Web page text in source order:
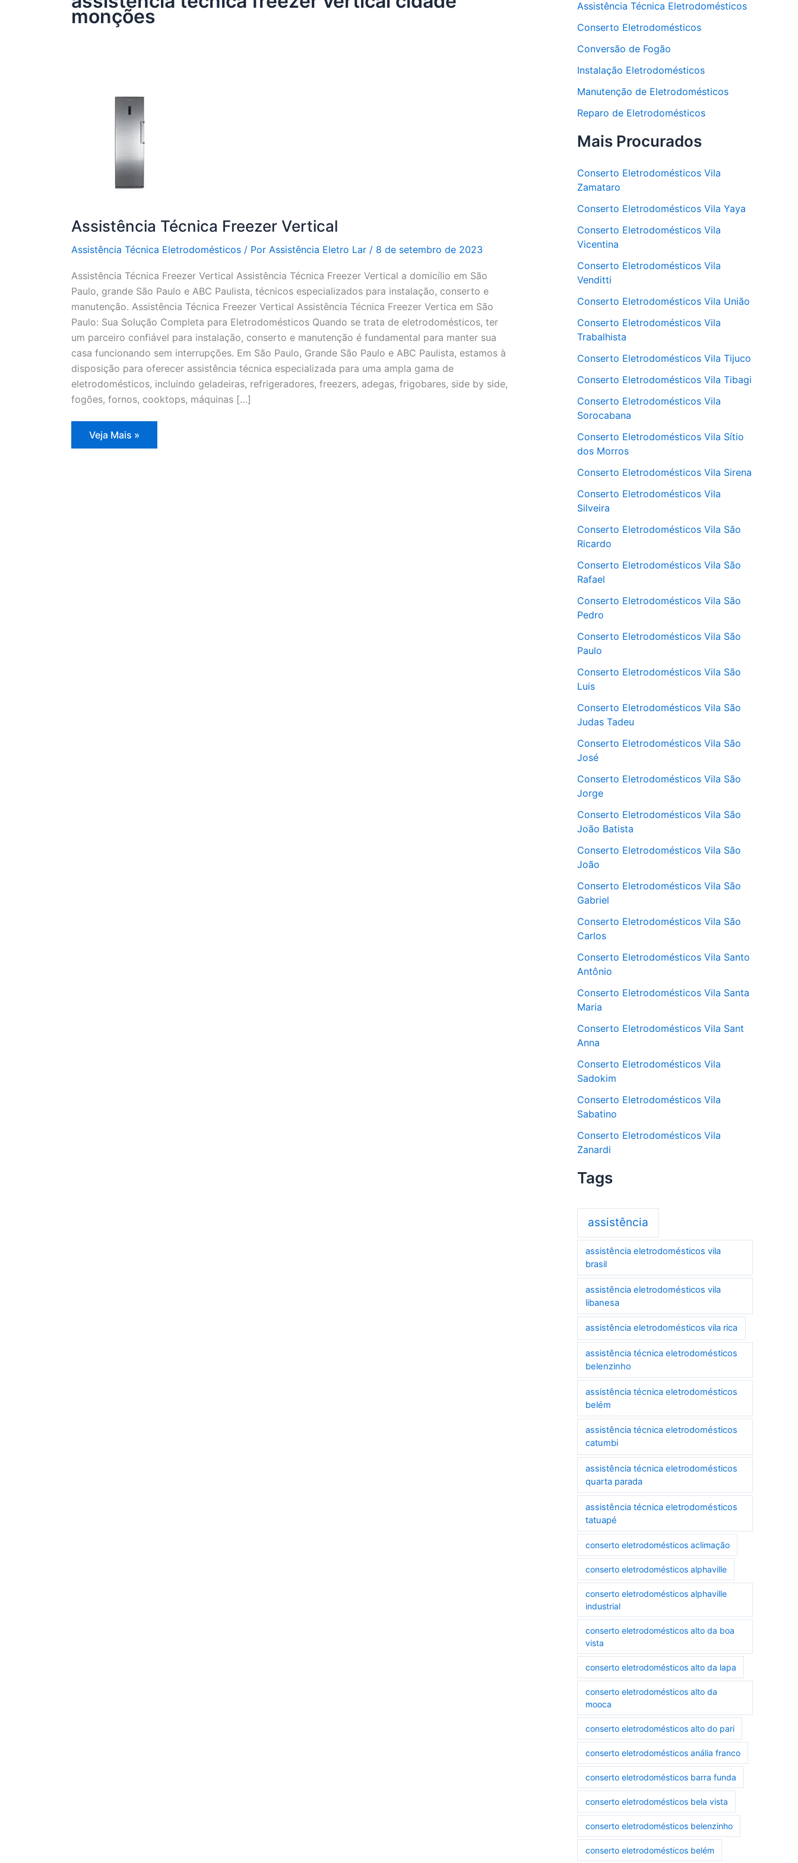
monções
Assistência Técnica Freezer Vertical
Assistência Técnica Eletrodomésticos / Por Assistência Eletro Lar / 8 de setembro de 2023
Assistência Técnica Freezer Vertical Assistência Técnica Freezer Vertical a domicílio em São
Paulo, grande São Paulo e ABC Paulista, técnicos especializados para instalação, conserto e
manutenção. Assistência Técnica Freezer Vertical Assistência Técnica Freezer Vertica em São
Paulo: Sua Solução Completa para Eletrodomésticos Quando se trata de eletrodomésticos, ter
um parceiro confiável para instalação, conserto e manutenção é fundamental para manter sua
casa funcionando sem interrupções. Em São Paulo, Grande São Paulo e ABC Paulista, estamos à
disposição para oferecer assistência técnica especializada para uma ampla gama de
eletrodomésticos, incluindo geladeiras, refrigeradores, freezers, adegas, frigobares, side by side,
fogões, fornos, cooktops, máquinas […]
Assistência
Técnica
Veja Mais »
Assistência Técnica Eletrodomésticos
Conserto Eletrodomésticos
Conversão de Fogão
Instalação Eletrodomésticos
Manutenção de Eletrodomésticos
Reparo de Eletrodomésticos
Mais Procurados
Conserto Eletrodomésticos Vila
Zamataro
Conserto Eletrodomésticos Vila Yaya
Conserto Eletrodomésticos Vila
Vicentina
Conserto Eletrodomésticos Vila
Venditti
Conserto Eletrodomésticos Vila União
Conserto Eletrodomésticos Vila
Trabalhista
Conserto Eletrodomésticos Vila Tijuco
Conserto Eletrodomésticos Vila Tibagi
Conserto Eletrodomésticos Vila
Sorocabana
Conserto Eletrodomésticos Vila Sítio
dos Morros
Conserto Eletrodomésticos Vila Sirena
Conserto Eletrodomésticos Vila
Silveira
Conserto Eletrodomésticos Vila São
Ricardo
Conserto Eletrodomésticos Vila São
Rafael
Conserto Eletrodomésticos Vila São
Pedro
Conserto Eletrodomésticos Vila São
Paulo
Conserto Eletrodomésticos Vila São
Luis
Conserto Eletrodomésticos Vila São
Judas Tadeu
Conserto Eletrodomésticos Vila São
José
Conserto Eletrodomésticos Vila São
Jorge
Conserto Eletrodomésticos Vila São
João Batista
Conserto Eletrodomésticos Vila São
João
Conserto Eletrodomésticos Vila São
Gabriel
Conserto Eletrodomésticos Vila São
Carlos
Conserto Eletrodomésticos Vila Santo
Antônio
Conserto Eletrodomésticos Vila Santa
Maria
Conserto Eletrodomésticos Vila Sant
Anna
Conserto Eletrodomésticos Vila
Sadokim
Conserto Eletrodomésticos Vila
Sabatino
Conserto Eletrodomésticos Vila
Zanardi
Tags
assistência
assistência eletrodomésticos vila
brasil
assistência eletrodomésticos vila
libanesa
assistência eletrodomésticos vila rica
assistência técnica eletrodomésticos
belenzinho
assistência técnica eletrodomésticos
belém
assistência técnica eletrodomésticos
catumbi
assistência técnica eletrodomésticos
quarta parada
assistência técnica eletrodomésticos
tatuapé
conserto eletrodomésticos aclimação
conserto eletrodomésticos alphaville
conserto eletrodomésticos alphaville
industrial
conserto eletrodomésticos alto da boa
vista
conserto eletrodomésticos alto da lapa
conserto eletrodomésticos alto da
mooca
conserto eletrodomésticos alto do pari
conserto eletrodomésticos anália franco
conserto eletrodomésticos barra funda
conserto eletrodomésticos bela vista
conserto eletrodomésticos belenzinho
conserto eletrodomésticos belém